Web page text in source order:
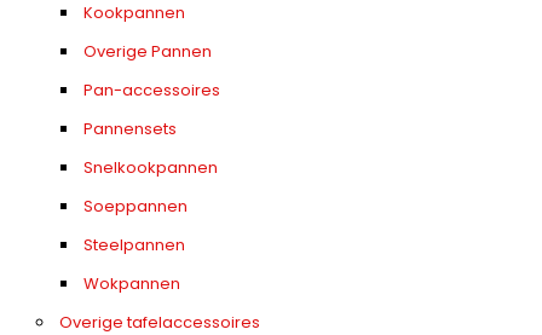
Kookpannen
Overige Pannen
Pan-accessoires
Pannensets
Snelkookpannen
Soeppannen
Steelpannen
Wokpannen
Overige tafelaccessoires